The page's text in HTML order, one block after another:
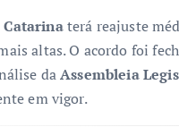
Catarinaterá reajuste
altas. O acordo foi
daAssembleia
em vigor.